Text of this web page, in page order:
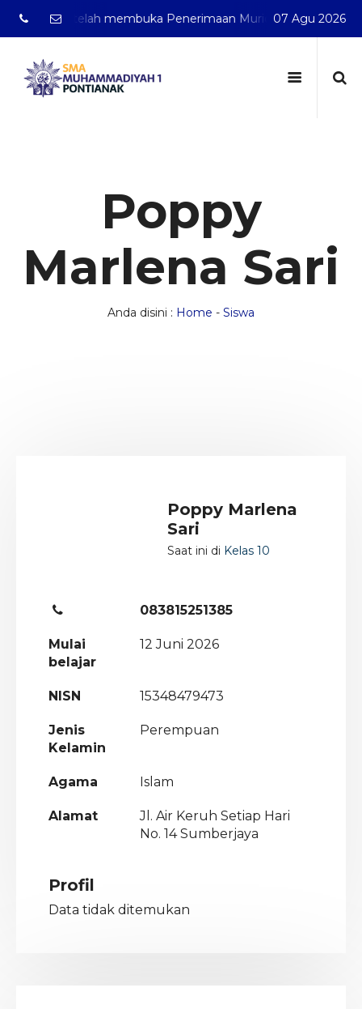
telah membuka Penerimaan Murid Baru Tahun
07 Agu 2026
Poppy
Marlena Sari
Anda disini : Home - Siswa
Poppy Marlena
Sari
Saat ini di Kelas 10
083815251385
Mulai
belajar
12 Juni 2026
NISN 15348479473
Jenis
Kelamin
Perempuan
Agama Islam
Alamat
Jl. Air Keruh Setiap Hari
No. 14 Sumberjaya
Profil
Data tidak ditemukan